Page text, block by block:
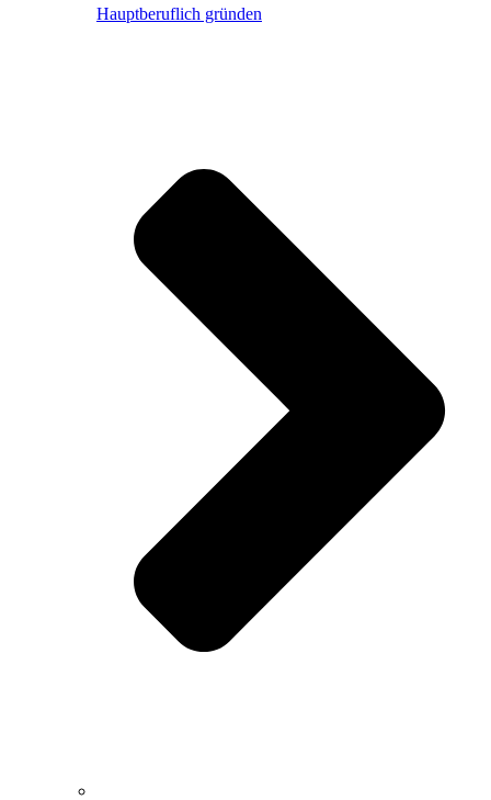
Hauptberuflich gründen